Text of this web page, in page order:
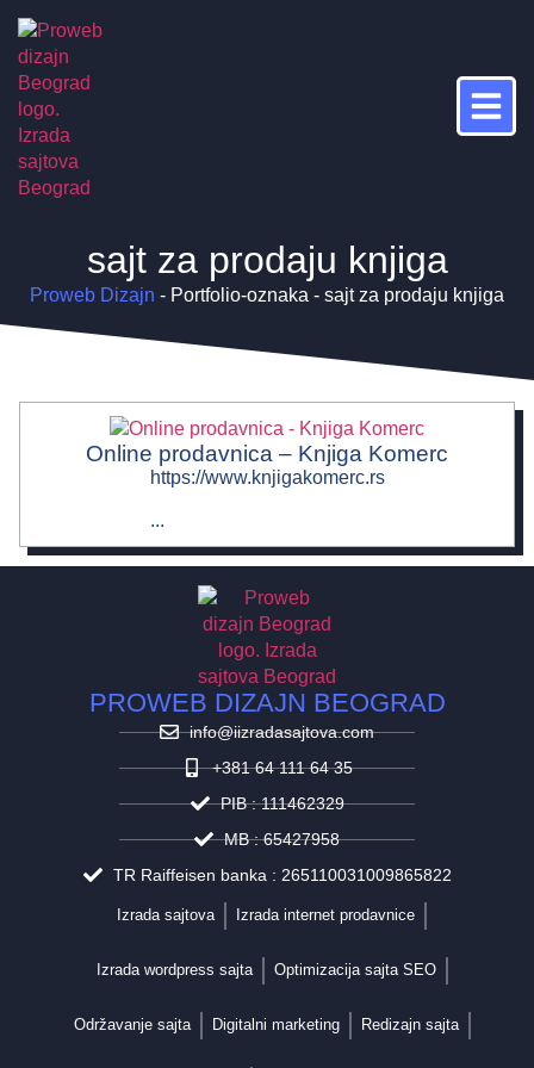
sajt za prodaju knjiga
Proweb Dizajn - Portfolio-oznaka - sajt za prodaju knjiga
Online prodavnica – Knjiga Komerc
https://www.knjigakomerc.rs
...
PROWEB DIZAJN BEOGRAD
info@iizradasajtova.com
+381 64 111 64 35
PIB : 111462329
MB : 65427958
TR Raiffeisen banka : 265110031009865822
Izrada sajtova Izrada internet prodavnice
Izrada wordpress sajta Optimizacija sajta SEO
Održavanje sajta Digitalni marketing Redizajn sajta